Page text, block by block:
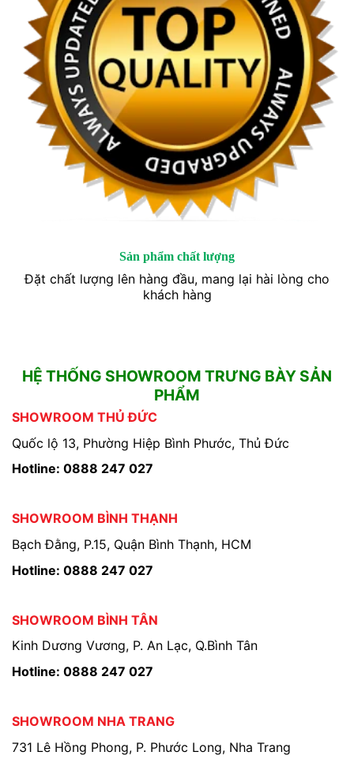
Sản phẩm chất lượng
Đặt chất lượng lên hàng đầu, mang lại hài lòng cho
khách hàng
HỆ THỐNG SHOWROOM TRƯNG BÀY SẢN
PHẨM
SHOWROOM THỦ ĐỨC
Quốc lộ 13, Phường Hiệp Bình Phước, Thủ Đức
Hotline: 0888 247 027
SHOWROOM BÌNH THẠNH
Bạch Đằng, P.15, Quận Bình Thạnh, HCM
Hotline: 0888 247 027
SHOWROOM BÌNH TÂN
Kinh Dương Vương, P. An Lạc, Q.Bình Tân
Hotline: 0888 247 027
SHOWROOM NHA TRANG
731 Lê Hồng Phong, P. Phước Long, Nha Trang